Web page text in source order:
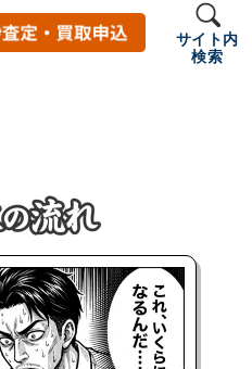
サイト内
検索